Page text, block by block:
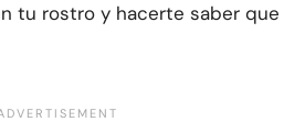
tu rostro y hacerte saber que